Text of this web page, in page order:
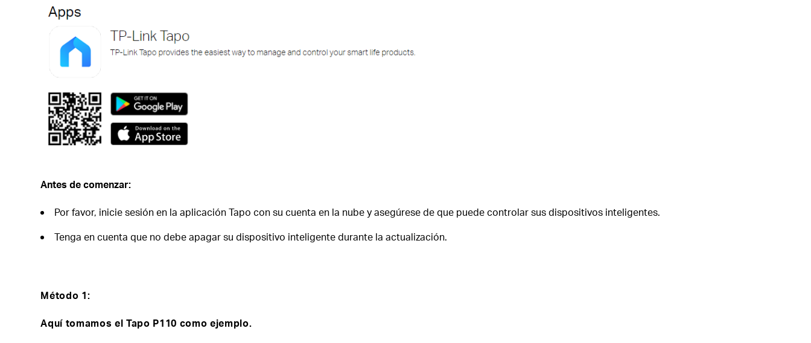
Antes de comenzar:
Por favor, inicie sesión en la aplicación Tapo con su cuenta en la nube y asegúrese de que puede controlar sus dispositivos inteligentes.
Tenga en cuenta que no debe apagar su dispositivo inteligente durante la actualización.
Método 1:
Aquí tomamos el Tapo P110 como ejemplo.